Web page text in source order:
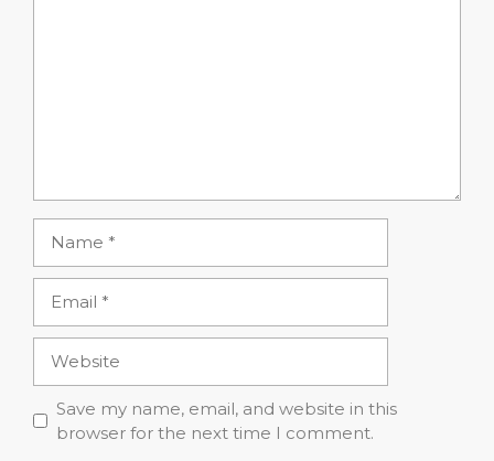
Save my name, email, and website in this
browser for the next time I comment.